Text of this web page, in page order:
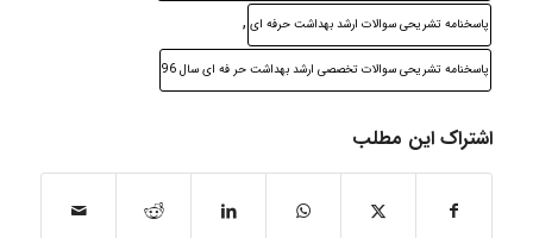
پاسخنامه تشریحی سوالات ارشد بهداشت حرفه ای ,
پاسخنامه تشریحی سوالات تخصصی ارشد بهداشت حر فه ای سال 96
اشتراک این مطلب